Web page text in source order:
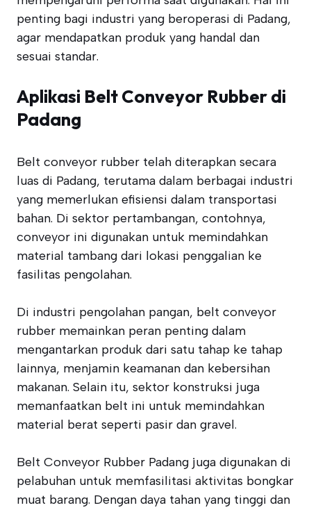
penting bagi industri yang beroperasi di Padang,
agar mendapatkan produk yang handal dan
sesuai standar.
Aplikasi Belt Conveyor Rubber di
Padang
Belt conveyor rubber telah diterapkan secara
luas di Padang, terutama dalam berbagai industri
yang memerlukan efisiensi dalam transportasi
bahan. Di sektor pertambangan, contohnya,
conveyor ini digunakan untuk memindahkan
material tambang dari lokasi penggalian ke
fasilitas pengolahan.
Di industri pengolahan pangan, belt conveyor
rubber memainkan peran penting dalam
mengantarkan produk dari satu tahap ke tahap
lainnya, menjamin keamanan dan kebersihan
makanan. Selain itu, sektor konstruksi juga
memanfaatkan belt ini untuk memindahkan
material berat seperti pasir dan gravel.
Belt Conveyor Rubber Padang juga digunakan di
pelabuhan untuk memfasilitasi aktivitas bongkar
muat barang. Dengan daya tahan yang tinggi dan